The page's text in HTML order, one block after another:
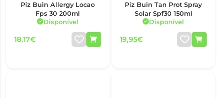
Piz Buin Allergy Locao
Fps 30 200ml
Disponível
18,17€
Piz Buin Tan Prot Spray
Solar Spf30 150ml
Disponível
19,95€